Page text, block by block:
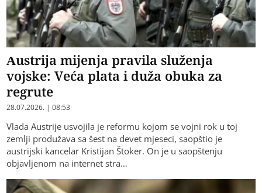
Austrija mijenja pravila služenja
vojske: Veća plata i duža obuka za
regrute
28.07.2026. | 08:53
Vlada Austrije usvojila je reformu kojom se vojni rok u toj
zemlji produžava sa šest na devet mjeseci, saopštio je
austrijski kancelar Kristijan Štoker. On je u saopštenju
objavljenom na internet stra…